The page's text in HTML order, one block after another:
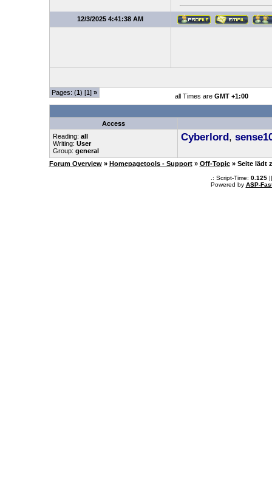
12/3/2025 4:41:38 AM
Pages: (1) [1] » all Times are GMT +1:00
Access
Reading: all
Writing: User
Group: general
Cyberlord,
Forum Overview » Homepagetools - Support » Off-Topic » Seite lädt
.: Script-Time: 0.125||
Powered by ASP-